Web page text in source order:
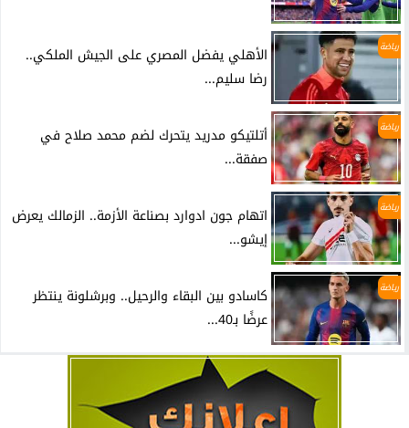
رياضة
الأهلي يفضل المصري على الجيش الملكي..
رضا سليم...
رياضة
أتلتيكو مدريد يتحرك لضم محمد صلاح في
صفقة...
رياضة
اتهام جون ادوارد بصناعة الأزمة.. الزمالك يعرض
إيشو...
رياضة
كاسادو بين البقاء والرحيل.. وبرشلونة ينتظر
عرضًا بـ40...